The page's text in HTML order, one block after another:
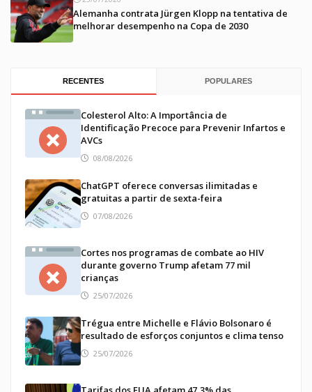
Alemanha contrata Jürgen Klopp na tentativa de
melhorar desempenho na Copa de 2030
RECENTES POPULARES
Colesterol Alto: A Importância de
Identificação Precoce para Prevenir Infartos e
AVCs
08/08/2026
ChatGPT oferece conversas ilimitadas e
gratuitas a partir de sexta-feira
07/08/2026
Cortes nos programas de combate ao HIV
durante governo Trump afetam 77 mil
crianças
25/07/2026
Trégua entre Michelle e Flávio Bolsonaro é
resultado de esforços conjuntos e clima tenso
25/07/2026